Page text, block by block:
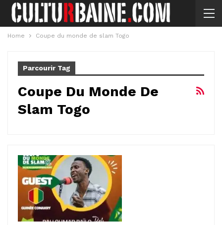
Home Coupe du monde de slam Togo
Parcourir Tag
Coupe Du Monde De
Slam Togo